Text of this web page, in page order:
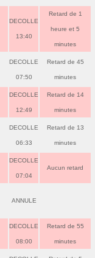
DECOLLE
13:40
Retard de 1
heure et 5
minutes
DECOLLE
07:50
Retard de 45
minutes
DECOLLE
12:49
Retard de 14
minutes
DECOLLE
06:33
Retard de 13
minutes
DECOLLE
07:04
Aucun retard
ANNULE
DECOLLE
08:00
Retard de 55
minutes